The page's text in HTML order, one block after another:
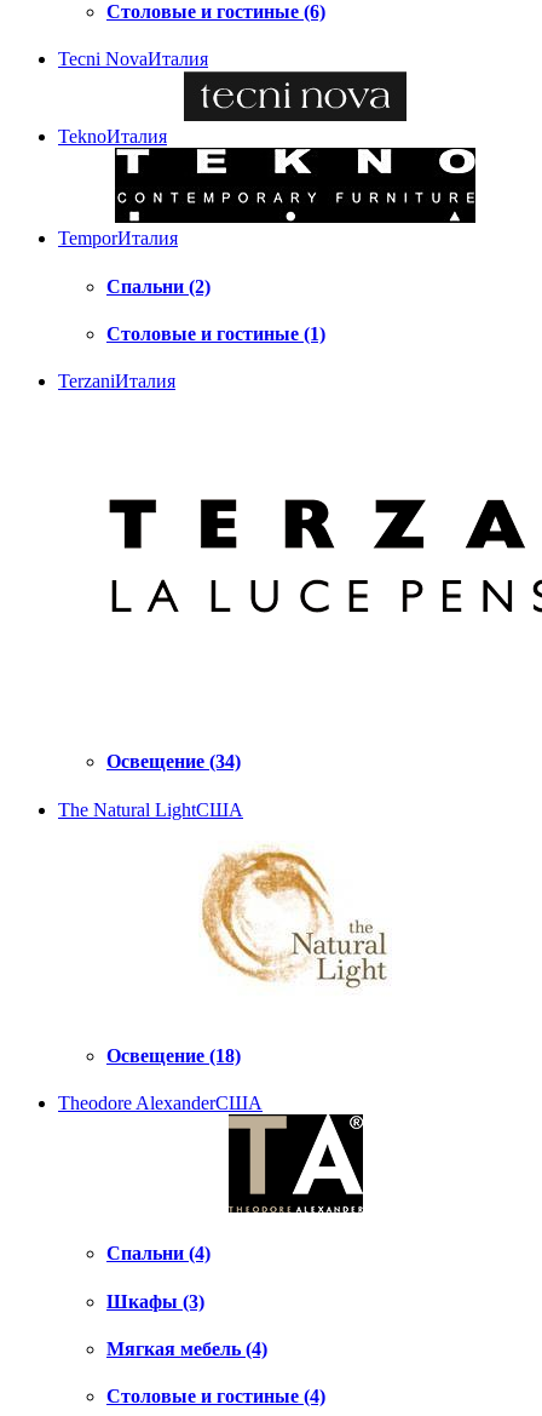
Столовые и гостиные (6)
Tecni NovaИталия
TeknoИталия
TemporИталия
Спальни (2)
Столовые и гостиные (1)
TerzaniИталия
Освещение (34)
The Natural LightСША
Освещение (18)
Theodore AlexanderСША
Спальни (4)
Шкафы (3)
Мягкая мебель (4)
Столовые и гостиные (4)